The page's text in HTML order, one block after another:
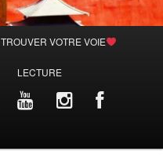
TROUVER VOTRE VOIE
LECTURE